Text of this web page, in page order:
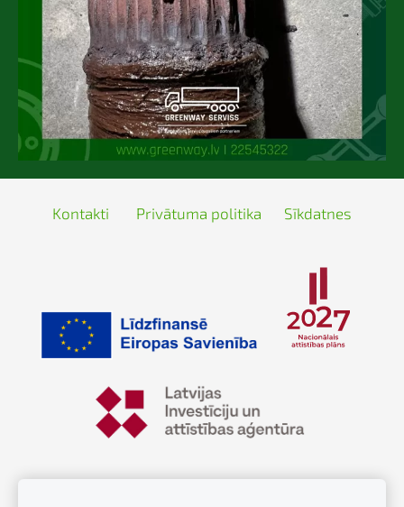
Kontakti Privātuma politika Sīkdatnes